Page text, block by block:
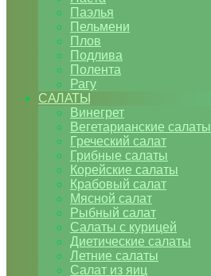
Паэлья
Пельмени
Плов
Подлива
Полента
Рагу
САЛАТЫ
Винегрет
Вегетарианские салаты
Греческий салат
Грибные салаты
Корейские салаты
Крабовый салат
Мясной салат
Рыбный салат
Салаты с курицей
Диетические салаты
Летние салаты
Салат из яиц